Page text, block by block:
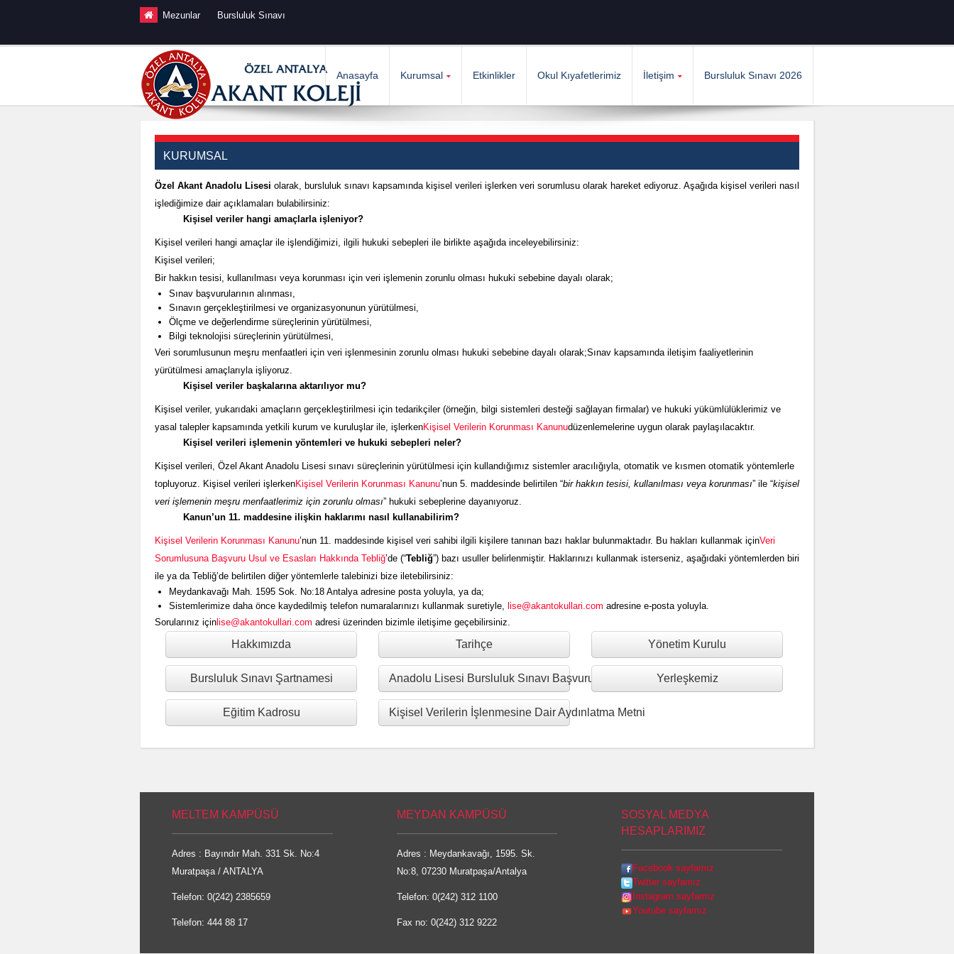
Mezunlar Bursluluk Sınavı
Anasayfa Kurumsal Etkinlikler Okul Kıyafetlerimiz İletişim Bursluluk Sınavı 2026
KURUMSAL
Özel Akant Anadolu Lisesi olarak, bursluluk sınavı kapsamında kişisel verileri işlerken veri sorumlusu olarak hareket ediyoruz. Aşağıda kişisel verileri nasıl
işlediğimize dair açıklamaları bulabilirsiniz:
Kişisel veriler hangi amaçlarla işleniyor?
Kişisel verileri hangi amaçlar ile işlendiğimizi, ilgili hukuki sebepleri ile birlikte aşağıda inceleyebilirsiniz:
Kişisel verileri;
Bir hakkın tesisi, kullanılması veya korunması için veri işlemenin zorunlu olması hukuki sebebine dayalı olarak;
Sınav başvurularının alınması,
Sınavın gerçekleştirilmesi ve organizasyonunun yürütülmesi,
Ölçme ve değerlendirme süreçlerinin yürütülmesi,
Bilgi teknolojisi süreçlerinin yürütülmesi,
Veri sorumlusunun meşru menfaatleri için veri işlenmesinin zorunlu olması hukuki sebebine dayalı olarak;Sınav kapsamında iletişim faaliyetlerinin
yürütülmesi amaçlarıyla işliyoruz.
Kişisel veriler başkalarına aktarılıyor mu?
Kişisel veriler, yukarıdaki amaçların gerçekleştirilmesi için tedarikçiler (örneğin, bilgi sistemleri desteği sağlayan firmalar) ve hukuki yükümlülüklerimiz ve
yasal talepler kapsamında yetkili kurum ve kuruluşlar ile, işlerkenKişisel Verilerin Korunması Kanunudüzenlemelerine uygun olarak paylaşılacaktır.
Kişisel verileri işlemenin yöntemleri ve hukuki sebepleri neler?
Kişisel verileri, Özel Akant Anadolu Lisesi sınavı süreçlerinin yürütülmesi için kullandığımız sistemler aracılığıyla, otomatik ve kısmen otomatik yöntemlerle
topluyoruz. Kişisel verileri işlerkenKişisel Verilerin Korunması Kanunu’nun 5. maddesinde belirtilen “bir hakkın tesisi, kullanılması veya korunması” ile “kişisel
veri işlemenin meşru menfaatlerimiz için zorunlu olması” hukuki sebeplerine dayanıyoruz.
Kanun’un 11. maddesine ilişkin haklarımı nasıl kullanabilirim?
Kişisel Verilerin Korunması Kanunu’nun 11. maddesinde kişisel veri sahibi ilgili kişilere tanınan bazı haklar bulunmaktadır. Bu hakları kullanmak içinVeri
Sorumlusuna Başvuru Usul ve Esasları Hakkında Tebliğ’de (“Tebliğ”) bazı usuller belirlenmiştir. Haklarınızı kullanmak isterseniz, aşağıdaki yöntemlerden biri
ile ya da Tebliğ’de belirtilen diğer yöntemlerle talebinizi bize iletebilirsiniz:
Meydankavağı Mah. 1595 Sok. No:18 Antalya adresine posta yoluyla, ya da;
Sistemlerimize daha önce kaydedilmiş telefon numaralarınızı kullanmak suretiyle, lise@akantokullari.com adresine e-posta yoluyla.
Sorularınız için lise@akantokullari.com adresi üzerinden bizimle iletişime geçebilirsiniz.
Hakkımızda Tarihçe Yönetim Kurulu
Bursluluk Sınavı Şartnamesi Anadolu Lisesi Bursluluk Sınavı Başvuru Formu Yerleşkemiz
Eğitim Kadrosu Kişisel Verilerin İşlenmesine Dair Aydınlatma Metni
MELTEM KAMPÜSÜ
Adres : Bayındır Mah. 331 Sk. No:4
Muratpaşa / ANTALYA
Telefon: 0(242) 2385659
Telefon: 444 88 17
MEYDAN KAMPÜSÜ
Adres : Meydankavağı, 1595. Sk.
No:8, 07230 Muratpaşa/Antalya
Telefon: 0(242) 312 1100
Fax no: 0(242) 312 9222
SOSYAL MEDYA
HESAPLARIMIZ
Facebook sayfamız
Twitter sayfamız
İnstagram sayfamız
Youtube sayfamız